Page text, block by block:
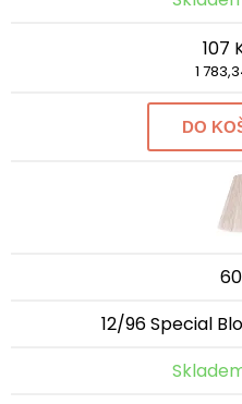
107
1
DO
12/96 Special